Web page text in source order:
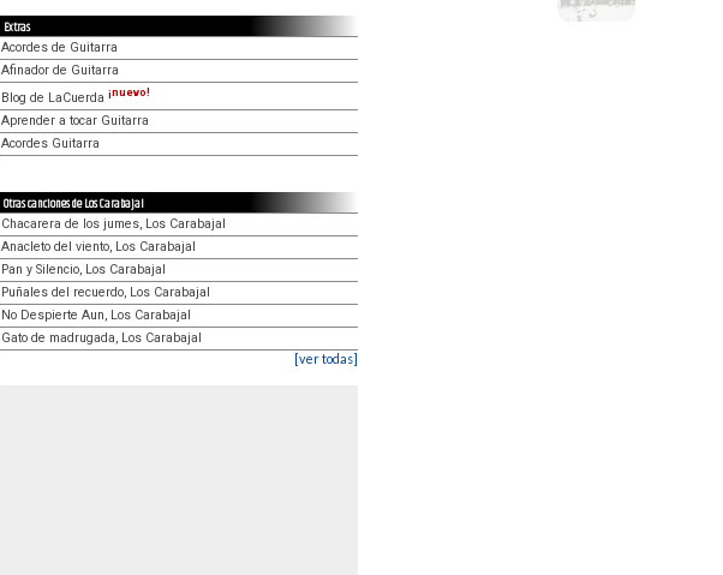
Extras
Acordes de Guitarra
Afinador de Guitarra
Blog de LaCuerda ¡nuevo!
Aprender a tocar Guitarra
Acordes Guitarra
Otras canciones de Los Carabajal
Chacarera de los jumes, Los Carabajal
Anacleto del viento, Los Carabajal
Pan y Silencio, Los Carabajal
Puñales del recuerdo, Los Carabajal
No Despierte Aun, Los Carabajal
Gato de madrugada, Los Carabajal
[ver todas]